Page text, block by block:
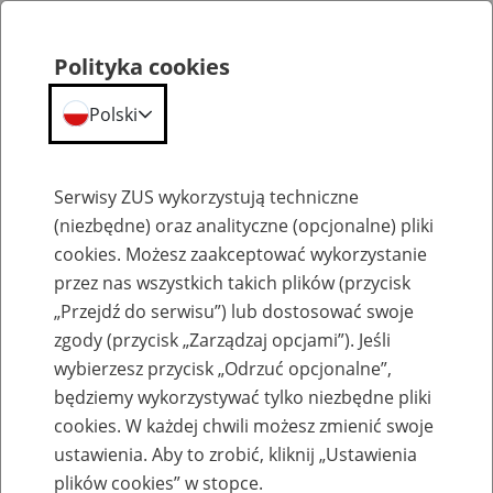
Emerytury
Baza zlikwidowanych lub
przekształconych zakładów pracy
Polityka cookies
Polski
Serwisy ZUS wykorzystują techniczne
(niezbędne) oraz analityczne (opcjonalne) pliki
cookies. Możesz zaakceptować wykorzystanie
przez nas wszystkich takich plików (przycisk
„Przejdź do serwisu”) lub dostosować swoje
zgody (przycisk „Zarządzaj opcjami”). Jeśli
wybierzesz przycisk „Odrzuć opcjonalne”,
będziemy wykorzystywać tylko niezbędne pliki
cookies. W każdej chwili możesz zmienić swoje
ustawienia. Aby to zrobić, kliknij „Ustawienia
plików cookies” w stopce.